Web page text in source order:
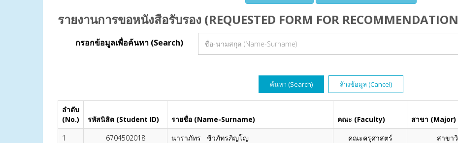
รายงานการขอหนังสือรับรอง (REQUESTED FORM FOR
กรอกข้อมูลเพื่อค้นหา (Search)
ลำดับ
(No.)
รหัสนิสิต (Student ID) รายชื่อ (Name-Surname) คณะ (Faculty) สาขา (Major)
1
6704502018 นาราภัทร ชีวภัทรภิญโญ คณะครุศาสตร์ สาขา